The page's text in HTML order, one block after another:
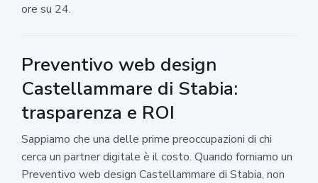
ore su 24.
Preventivo web design
Castellammare di Stabia:
trasparenza e ROI
Sappiamo che una delle prime preoccupazioni di chi
cerca un partner digitale è il costo. Quando forniamo un
Preventivo web design Castellammare di Stabia, non